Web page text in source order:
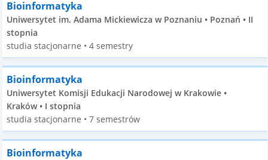
Bioinformatyka
Uniwersytet im. Adama Mickiewicza w Poznaniu • Poznań • II
stopnia
studia stacjonarne • 4 semestry
Bioinformatyka
Uniwersytet Komisji Edukacji Narodowej w Krakowie •
Kraków • I stopnia
studia stacjonarne • 7 semestrów
Bioinformatyka